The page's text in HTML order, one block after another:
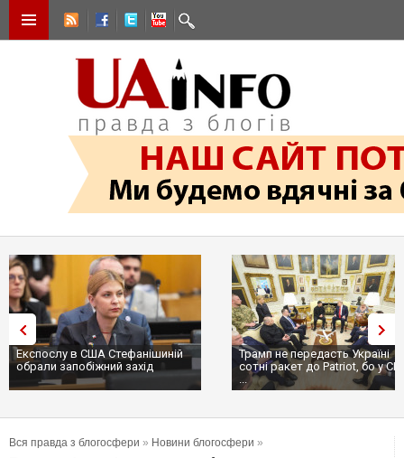
Експослу в США Стефанішиній
обрали запобіжний захід
Трамп не передасть Україні
сотні ракет до Patriot, бо у
...
Вся правда з блогосфери » Новини блогосфери »